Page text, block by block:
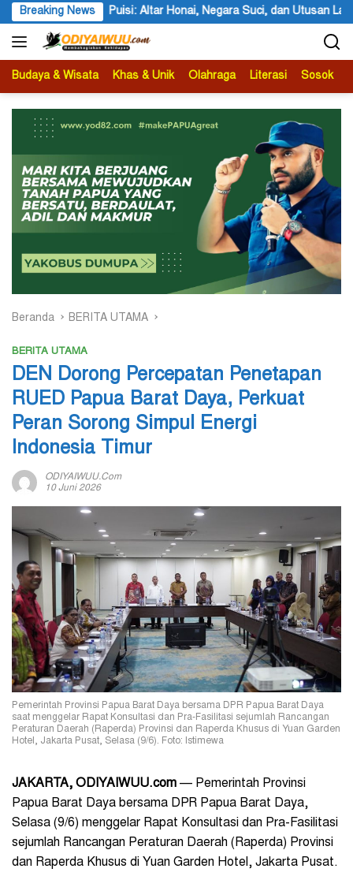
Langsung
ke
konten
Breaking News
Altar Honai, Negara Suci, dan Utusan Langit Karya Siswa dan
Budaya & Wisata Khas & Unik Olahraga Literasi Sosok
Beranda BERITA UTAMA
BERITA UTAMA
DEN Dorong Percepatan Penetapan
RUED Papua Barat Daya, Perkuat
Peran Sorong Simpul Energi
Indonesia Timur
ODIYAIWUU.com
10 Juni 2026
Pemerintah Provinsi Papua Barat Daya bersama DPR Papua Barat Daya
saat menggelar Rapat Konsultasi dan Pra-Fasilitasi sejumlah Rancangan
Peraturan Daerah (Raperda) Provinsi dan Raperda Khusus di Yuan Garden
Hotel, Jakarta Pusat, Selasa (9/6). Foto: Istimewa
JAKARTA, ODIYAIWUU.com — Pemerintah Provinsi
Papua Barat Daya bersama DPR Papua Barat Daya,
Selasa (9/6) menggelar Rapat Konsultasi dan Pra-Fasilitasi
sejumlah Rancangan Peraturan Daerah (Raperda) Provinsi
dan Raperda Khusus di Yuan Garden Hotel, Jakarta Pusat.